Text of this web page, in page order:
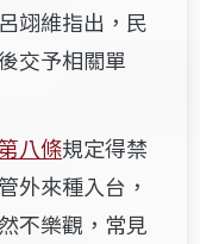
翊維指出，民
交予相關單
八條規定得禁
外來種入台，
不樂觀，常見